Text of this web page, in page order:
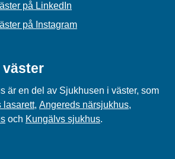
på LinkedIn
på Instagram
väster
är en del av Sjukhusen i väster, som
lasarett, Angereds närsjukhus,
och Kungälvs sjukhus.